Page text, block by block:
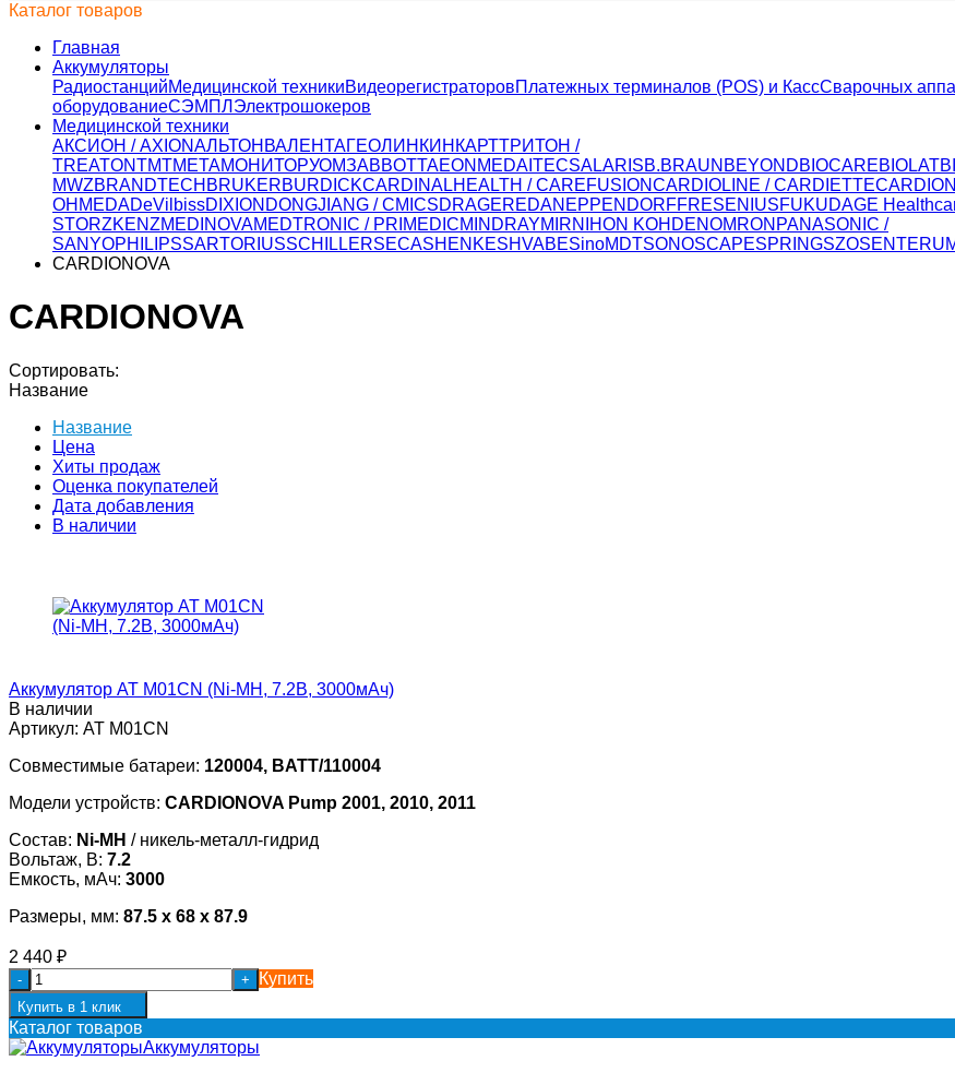
Каталог товаров
Главная
Аккумуляторы
РадиостанцийМедицинской техникиВидеорегистраторовПлатежных терминалов (POS) и КассСварочных
оборудованиеСЭМПЛ Электрошокеров
Медицинской техники
АКСИОН / AXIONАЛЬТОН ВАЛЕНТАГЕОЛИНКИНКАРТТРИТОН /
TREATONТМТМЕТАМОНИТОРУОМЗABBOTTAEONMEDAITECSALARISB.BRAUN BEYONDBIOCAREBIOLAT
MWZBRANDTECH BRUKERBURDICKCARDINALHEALTH / CAREFUSIONCARDIOLINE / CARDIETTE
OHMEDADeVilbissDIXION DONGJIANG / CMICSDRAGEREDAN EPPENDORFFRESENIUSFUKUDAGE
STORZKENZMEDINOVAMEDTRONIC / PRIMEDICMINDRAYMIRNIHON KOHDENOMRON PANASONIC /
SANYOPHILIPSSARTORIUSSCHILLERSECASHENKESHVABESinoMDTSONOSCAPESPRINGSZOSEN
CARDIONOVA
CARDIONOVA
Сортировать:
Название
Название
Цена
Хиты продаж
Оценка покупателей
Дата добавления
В наличии
Аккумулятор AT M01СN (Ni-MH, 7.2В, 3000мАч)
В наличии
Артикул: AT M01СN
Совместимые батареи: 120004, BATT/110004
Модели устройств: CARDIONOVA Pump 2001, 2010, 2011
Состав: Ni-MH / никель-металл-гидрид
Вольтаж, В: 7.2
Емкость, мАч: 3000
Размеры, мм: 87.5 x 68 x 87.9
2 440 ₽
- + Купить
Купить в 1 клик
Каталог товаров
Аккумуляторы